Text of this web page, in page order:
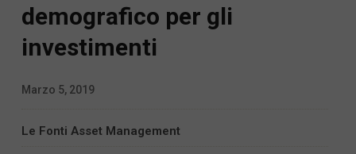
demografico per gli
investimenti
Marzo 5, 2019
Le Fonti Asset Management